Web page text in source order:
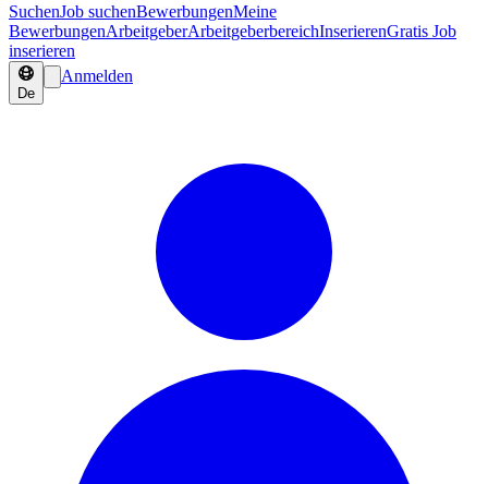
SuchenJob suchenBewerbungenMeine
BewerbungenArbeitgeberArbeitgeberbereichInserierenGratis Job
inserieren
De
Anmelden